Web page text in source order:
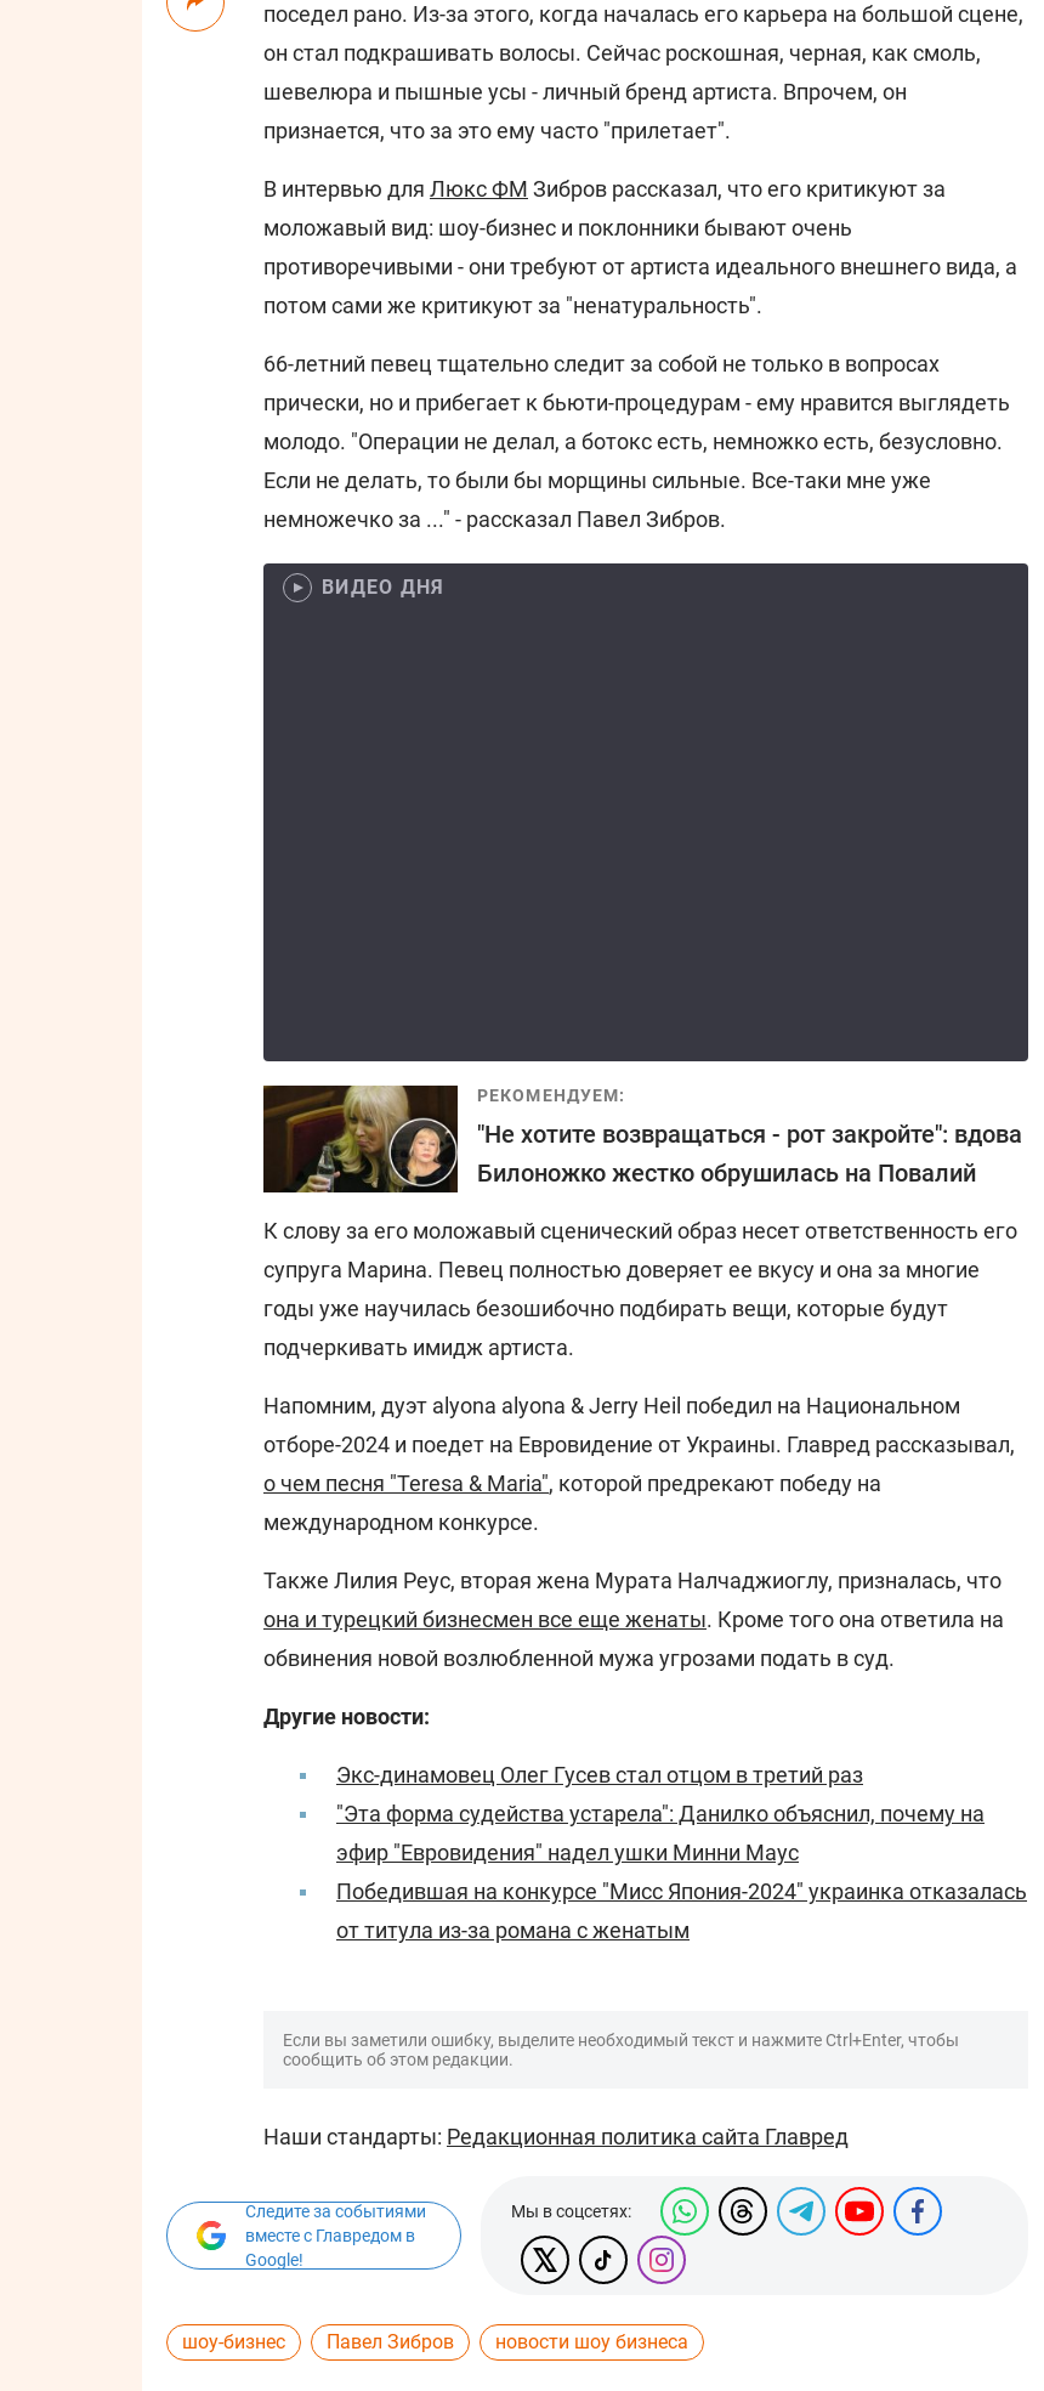
поседел рано. Из-за этого, когда началась его карьера на большой сцене,
он стал подкрашивать волосы. Сейчас роскошная, черная, как смоль,
шевелюра и пышные усы - личный бренд артиста. Впрочем, он
признается, что за это ему часто "прилетает".
В интервью для Люкс ФМ Зибров рассказал, что его критикуют за
моложавый вид: шоу-бизнес и поклонники бывают очень
противоречивыми - они требуют от артиста идеального внешнего вида, а
потом сами же критикуют за "ненатуральность".
66-летний певец тщательно следит за собой не только в вопросах
прически, но и прибегает к бьюти-процедурам - ему нравится выглядеть
молодо. "Операции не делал, а ботокс есть, немножко есть, безусловно.
Если не делать, то были бы морщины сильные. Все-таки мне уже
немножечко за ..." - рассказал Павел Зибров.
ВИДЕО ДНЯ
РЕКОМЕНДУЕМ:
"Не хотите возвращаться - рот закройте": вдова
Билоножко жестко обрушилась на Повалий
К слову за его моложавый сценический образ несет ответственность его
супруга Марина. Певец полностью доверяет ее вкусу и она за многие
годы уже научилась безошибочно подбирать вещи, которые будут
подчеркивать имидж артиста.
Напомним, дуэт alyona alyona & Jerry Heil победил на Национальном
отборе-2024 и поедет на Евровидение от Украины. Главред рассказывал,
о чем песня "Teresa & Maria", которой предрекают победу на
международном конкурсе.
Также Лилия Реус, вторая жена Мурата Налчаджиоглу, призналась, что
она и турецкий бизнесмен все еще женаты. Кроме того она ответила на
обвинения новой возлюбленной мужа угрозами подать в суд.
Другие новости:
Экс-динамовец Олег Гусев стал отцом в третий раз
"Эта форма судейства устарела": Данилко объяснил, почему на
эфир "Евровидения" надел ушки Минни Маус
Победившая на конкурсе "Мисс Япония-2024" украинка отказалась
от титула из-за романа с женатым
Если вы заметили ошибку, выделите необходимый текст и нажмите Ctrl+Enter, чтобы
сообщить об этом редакции.
Наши стандарты: Редакционная политика сайта Главред
Следите за событиями
вместе с Главредом в
Google!
Мы в соцсетях:
шоу-бизнес Павел Зибров новости шоу бизнеса